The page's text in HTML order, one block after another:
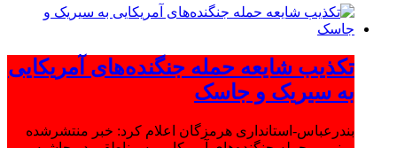
تکذیب شایعه حمله جنگنده‌های آمریکایی
به سیریک و جاسک
بندرعباس-استانداری هرمزگان اعلام کرد: خبر منتشرشده